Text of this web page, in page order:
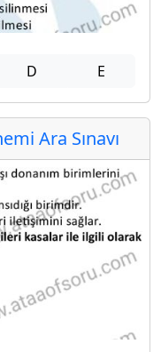
D E
Ara Sınavı